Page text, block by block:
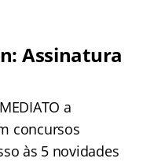
Assinatura
a
concursos
às 5 novidades